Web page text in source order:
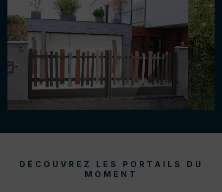
DÉCOUVREZ LES PORTAILS DU
MOMENT